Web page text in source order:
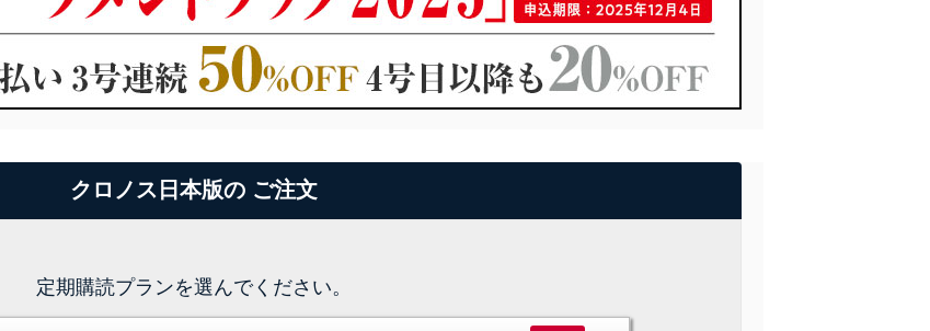
クロノス日本版の ご注文
定期購読プランを選んでください。